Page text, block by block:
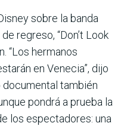
sobre la banda
regreso, “Don’t Look
“Los hermanos
en Venecia”, dijo
documental también
pondrá a prueba la
los espectadores: una